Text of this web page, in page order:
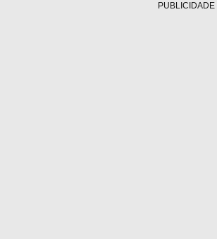
PUBLICIDADE